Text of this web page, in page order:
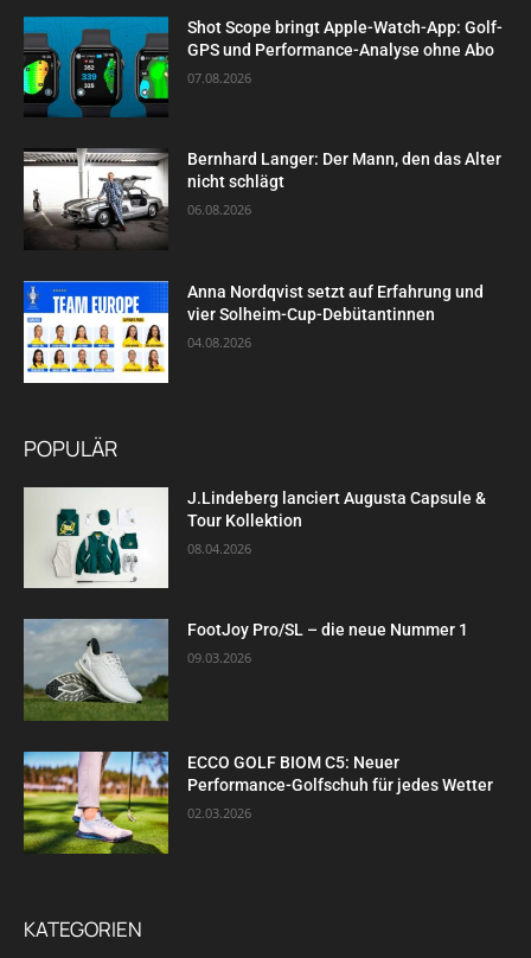
Shot Scope bringt Apple-Watch-App: Golf-
GPS und Performance-Analyse ohne Abo
07.08.2026
Bernhard Langer: Der Mann, den das Alter
nicht schlägt
06.08.2026
Anna Nordqvist setzt auf Erfahrung und
vier Solheim-Cup-Debütantinnen
04.08.2026
POPULÄR
J.Lindeberg lanciert Augusta Capsule &
Tour Kollektion
08.04.2026
FootJoy Pro/SL – die neue Nummer 1
09.03.2026
ECCO GOLF BIOM C5: Neuer
Performance-Golfschuh für jedes Wetter
02.03.2026
KATEGORIEN